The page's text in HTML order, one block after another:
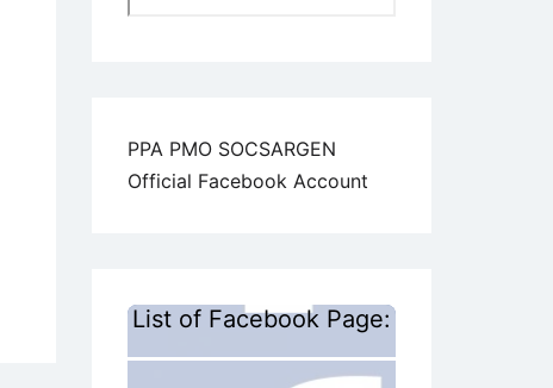
PPA PMO SOCSARGEN
Official Facebook Account
List of Facebook Page: